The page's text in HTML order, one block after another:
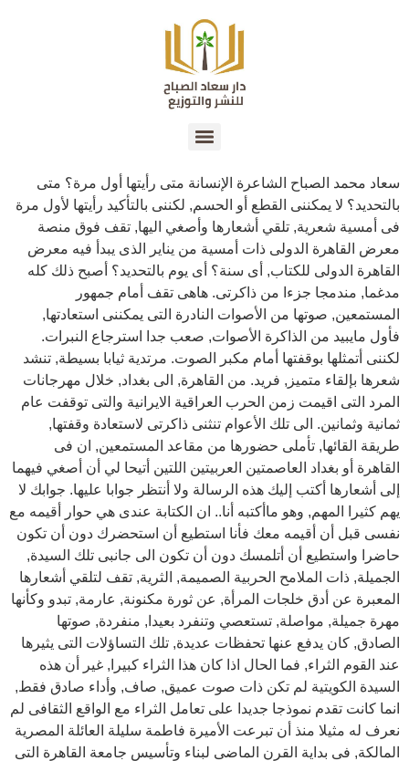
سعاد محمد الصباح الشاعرة الإنسانة متى رأيتها أول مرة؟ متى
بالتحديد؟ لا يمكننى القطع أو الحسم, لكننى بالتأكيد رأيتها لأول مرة
فى أمسية شعرية, تلقي أشعارها وأصغي اليها, تقف فوق منصة
معرض القاهرة الدولى ذات أمسية من يناير الذى يبدأ فيه معرض
القاهرة الدولى للكتاب, أى سنة؟ أى يوم بالتحديد؟ أصبح ذلك كله
مدغما, مندمجا جزءا من ذاكرتى. هاهى تقف أمام جمهور
المستمعين, صوتها من الأصوات النادرة التى يمكننى استعادتها,
فأول مايبيد من الذاكرة الأصوات, صعب جدا استرجاع النبرات.
لكننى أتمثلها بوقفتها أمام مكبر الصوت. مرتدية ثيابا بسيطة, تنشد
شعرها بإلقاء متميز, فريد. من القاهرة, الى بغداد, خلال مهرجانات
المرد التى اقيمت زمن الحرب العراقية الايرانية والتى توقفت عام
ثمانية وثمانين. الى تلك الأعوام تنثنى ذاكرتى لاستعادة وقفتها,
طريقة القائها, تأملى حضورها من مقاعد المستمعين, ان فى
القاهرة أو بغداد العاصمتين العربيتين اللتين أتيحا لي أن أصغي فيهما
إلى أشعارها أكتب إليك هذه الرسالة ولا أنتظر جوابا عليها. جوابك لا
يهم كثيرا المهم, وهو ماأكتبه أنا.. ان الكتابة عندى هي حوار أقيمه مع
نفسى قبل أن أقيمه معك فأنا استطيع أن استحضرك دون أن تكون
حاضرا واستطيع أن أتلمسك دون أن تكون الى جانبى تلك السيدة,
الجميلة, ذات الملامح الحربية الصميمة, الثرية, تقف لتلقي أشعارها
المعبرة عن أدق خلجات المرأة, عن ثورة مكنونة, عارمة, تبدو وكأنها
مهرة جميلة, مواصلة, تستعصي وتنفرد بعيدا, منفردة, صوتها
الصادق, كان يدفع عنها تحفظات عديدة, تلك التساؤلات التى يثيرها
عند القوم الثراء, فما الحال اذا كان هذا الثراء كبيرا, غير أن هذه
السيدة الكويتية لم تكن ذات صوت عميق, صاف, وأداء صادق فقط,
انما كانت تقدم نموذجا جديدا على تعامل الثراء مع الواقع الثقافى لم
نعرف له مثيلا منذ أن تبرعت الأميرة فاطمة سليلة العائلة المصرية
المالكة, فى بداية القرن الماضى لبناء وتأسيس جامعة القاهرة التى